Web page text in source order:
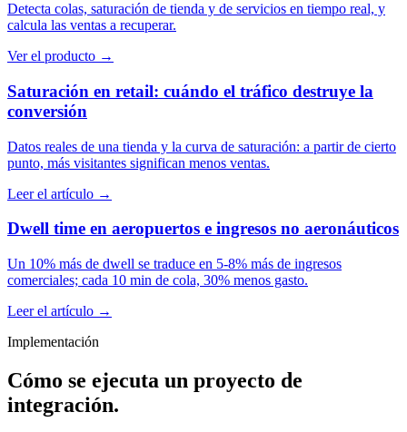
Detecta colas, saturación de tienda y de servicios en tiempo real, y
calcula las ventas a recuperar.
Ver el producto →
Saturación en retail: cuándo el tráfico destruye la
conversión
Datos reales de una tienda y la curva de saturación: a partir de cierto
punto, más visitantes significan menos ventas.
Leer el artículo →
Dwell time en aeropuertos e ingresos no aeronáuticos
Un 10% más de dwell se traduce en 5-8% más de ingresos
comerciales; cada 10 min de cola, 30% menos gasto.
Leer el artículo →
Implementación
Cómo se ejecuta un proyecto de
integración.